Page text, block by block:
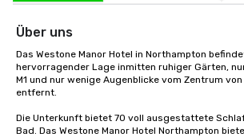
Über uns
Das Westone Manor Hotel in Northampton
hervorragender Lage inmitten ruhiger Gärten,
M1 und nur wenige Augenblicke vom Zentrum
entfernt.
Die Unterkunft bietet 70 voll ausgestattete
Bad. Das Westone Manor Hotel Northampton